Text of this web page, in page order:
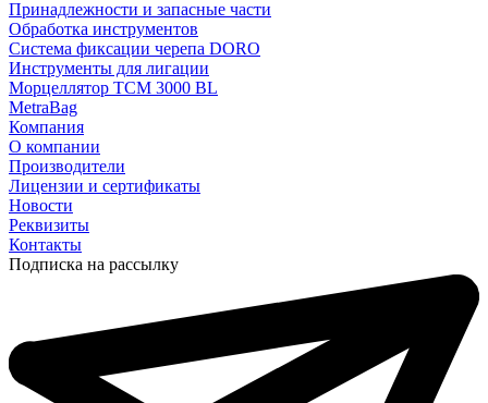
Принадлежности и запасные части
Обработка инструментов
Система фиксации черепа DORO
Инструменты для лигации
Морцеллятор ТСМ 3000 BL
MetraBag
Компания
О компании
Производители
Лицензии и сертификаты
Новости
Реквизиты
Контакты
Подписка на рассылку